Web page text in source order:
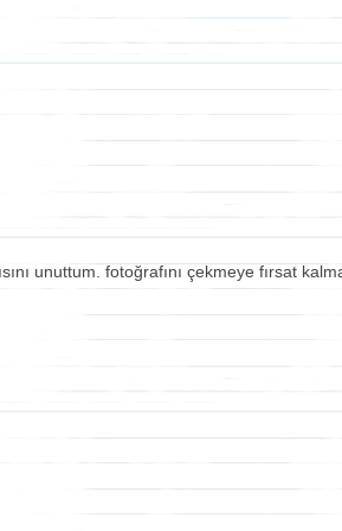
unuttum. fotoğrafını çekmeye fırsat